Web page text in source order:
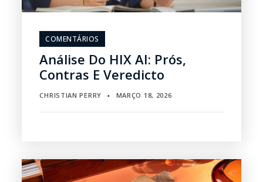
COMENTÁRIOS
Análise Do HIX AI: Prós,
Contras E Veredicto
CHRISTIAN PERRY ▪ MARÇO 18, 2026